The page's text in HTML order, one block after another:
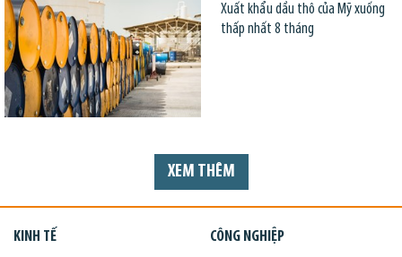
Xuất khẩu dầu thô của Mỹ xuống
thấp nhất 8 tháng
XEM THÊM
KINH TẾ CÔNG NGHIỆP